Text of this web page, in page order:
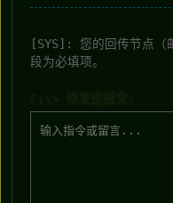
[SYS]: 您的回传节点（
段为必填项。